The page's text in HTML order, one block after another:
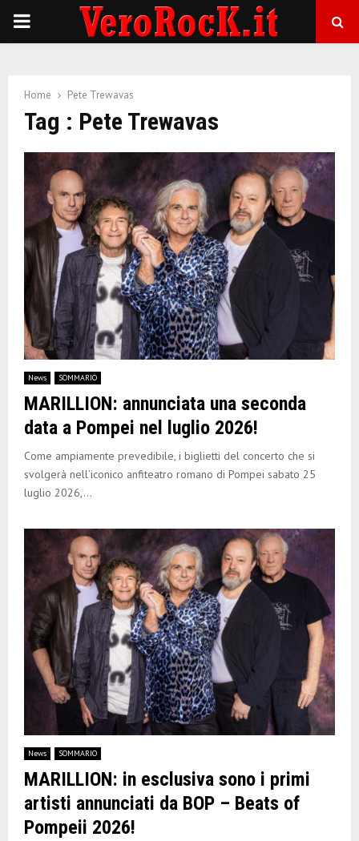
P
M
R
Y
M
N
U
Home Pete Trewavas
Tag : Pete Trewavas
News SOMMARIO
MARILLION: annunciata una seconda
data a Pompei nel luglio 2026!
Come ampiamente prevedibile, i biglietti del concerto che si
svolgerà nell’iconico anfiteatro romano di Pompei sabato 25
luglio 2026,...
News SOMMARIO
MARILLION: in esclusiva sono i primi
artisti annunciati da BOP – Beats of
Pompeii 2026!